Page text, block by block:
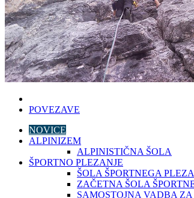
POVEZAVE
NOVICE
ALPINIZEM
ALPINISTIČNA ŠOLA
ŠPORTNO PLEZANJE
ŠOLA ŠPORTNEGA
ZAČETNA ŠOLA
SAMOSTOJNA VADBA